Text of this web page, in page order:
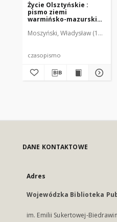
Życie Olsztyńskie :
pismo ziemi
warmińsko-mazurskiej,
Moszyński, Władysław (1922-
czasopismo
DANE KONTAKTOWE
Adres
Wojewódzka Biblioteka
im. Emilii Sukertowej-